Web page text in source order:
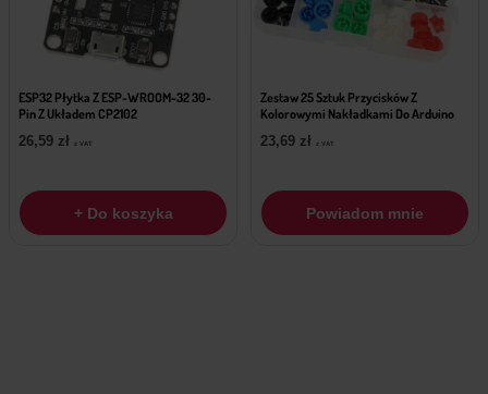
ESP32 Płytka Z ESP-WROOM-32 30-
Pin Z Układem CP2102
26,59 zł z VAT
+ Do koszyka
Zestaw 25 Sztuk Przycisków Z
Kolorowymi Nakładkami Do Arduino
23,69 zł z VAT
Powiadom mnie